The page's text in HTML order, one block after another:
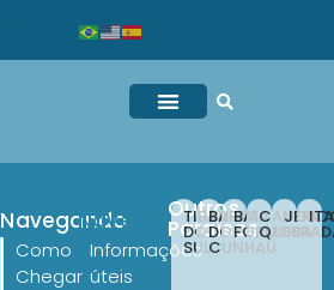
Navegando
Como
Chegar
Navegando
Informações
úteis
Outros
Paraísos
TIBAU
DO
SUL
BARRA
DO
CUNHAÚ
BAIA
FORMOSA
CANOA